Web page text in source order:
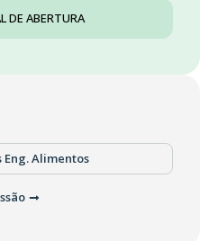
DE ABERTURA
Eng. Alimentos